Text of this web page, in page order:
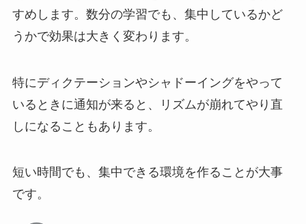
すめします。数分の学習でも、集中しているかど
うかで効果は大きく変わります。
特にディクテーションやシャドーイングをやって
いるときに通知が来ると、リズムが崩れてやり直
しになることもあります。
短い時間でも、集中できる環境を作ることが大事
です。